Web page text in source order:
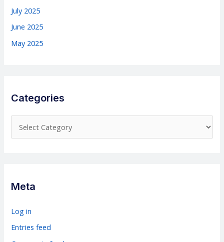
July 2025
June 2025
May 2025
Categories
a
r
i
Meta
Log in
Entries feed